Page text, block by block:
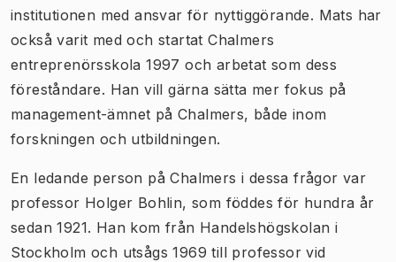
institutionen med ansvar för nyttiggörande. Mats har
också varit med och startat Chalmers
entreprenörsskola 1997 och arbetat som dess
föreståndare. Han vill gärna sätta mer fokus på
management-ämnet på Chalmers, både inom
forskningen och utbildningen.
En ledande person på Chalmers i dessa frågor var
professor Holger Bohlin, som föddes för hundra år
sedan 1921. Han kom från Handelshögskolan i
Stockholm och utsågs 1969 till professor vid